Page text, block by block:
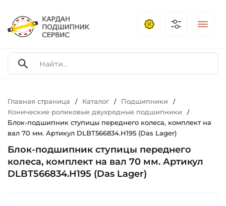
Главная страница / Каталог / Подшипники /
Конические роликовые двухрядные подшипники /
Блок-подшипник ступицы переднего колеса, комплект на
вал 70 мм. Артикул DLBT566834.H195 (Das Lager)
Блок-подшипник ступицы переднего
колеса, комплект на вал 70 мм. Артикул
DLBT566834.H195 (Das Lager)